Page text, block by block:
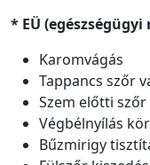
* EÜ
Karomvágás
Tappancs szőr
Szem előtti szőr
Végbélnyílás
Bűzmirigy